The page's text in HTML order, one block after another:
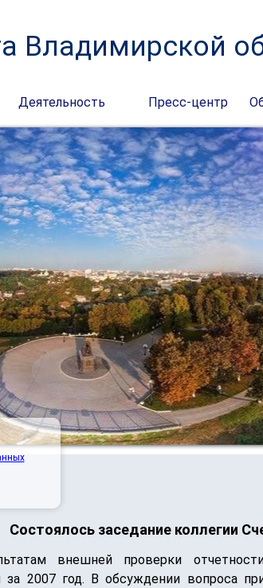
Владимирской
Деятельность Пресс-центр
Cостоялось заседание коллегии
внешней проверки
2007 год. В обсуждении вопроса